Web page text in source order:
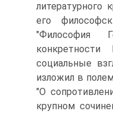
его
"Философия
социальные
изложил в
"О
крупном